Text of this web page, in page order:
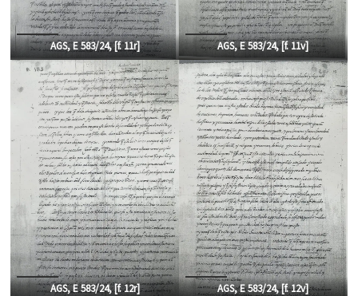
AGS, E 583/24, [f. 11r] AGS, E 583/24, [f.11v]
AGS, E 583/24, [f.12r] AGS, E 583/24, [f.12v]